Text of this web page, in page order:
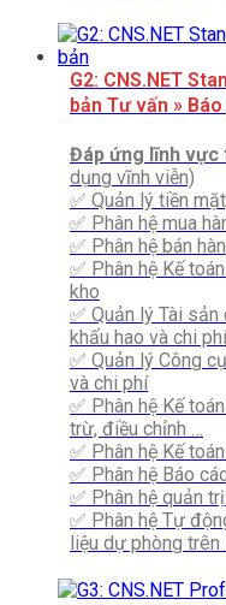
G2: CNS.NET
bản Tư vấn »
Đáp ứng lĩnh vực
dụng vĩnh viễn)
✅ Quản lý tiền
✅ Phân hệ mua
✅ Phân hệ bán
✅ Phân hệ Kế
kho
✅ Quản lý Tài
khấu hao và chi phí
✅ Quản lý Công
và chi phí
✅ Phân hệ Kế
trừ, điều chỉnh …
✅ Phân hệ Kế
✅ Phân hệ Báo
✅ Phân hệ quản
✅ Phân hệ Tự
liệu dự phòng